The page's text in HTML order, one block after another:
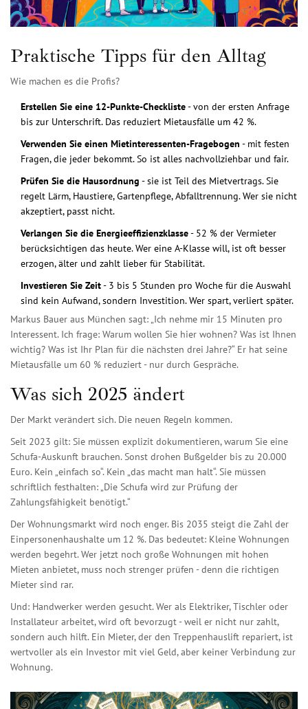
Praktische Tipps für den Alltag
Wie machen es die Profis?
Erstellen Sie eine 12-Punkte-Checkliste- von der ersten Anfrage
bis zur Unterschrift. Das reduziert Mietausfälle um 42 %.
Verwenden Sie einen Mietinteressenten-Fragebogen - mit festen
Fragen, die jeder bekommt. So ist alles nachvollziehbar und fair.
Prüfen Sie die Hausordnung - sie ist Teil des Mietvertrags. Sie
regelt Lärm, Haustiere, Gartenpflege, Abfalltrennung. Wer sie nicht
akzeptiert, passt nicht.
Verlangen Sie die Energieeffizienzklasse- 52 % der Vermieter
berücksichtigen das heute. Wer eine A-Klasse will, ist oft besser
erzogen, älter und zahlt lieber für Stabilität.
Investieren Sie Zeit- 3 bis 5 Stunden pro Woche für die Auswahl
sind kein Aufwand, sondern Investition. Wer spart, verliert später.
Markus Bauer aus München sagt: „Ich nehme mir 15 Minuten pro
Interessent. Ich frage: Warum wollen Sie hier wohnen? Was ist Ihnen
wichtig? Was ist Ihr Plan für die nächsten drei Jahre?“ Er hat seine
Mietausfälle um 60 % reduziert - nur durch Gespräche.
Was sich 2025 ändert
Der Markt verändert sich. Die neuen Regeln kommen.
Seit 2023 gilt: Sie müssen explizit dokumentieren, warum Sie eine
Schufa-Auskunft brauchen. Sonst drohen Bußgelder bis zu 20.000
Euro. Kein „einfach so“. Kein „das macht man halt“. Sie müssen
schriftlich festhalten: „Die Schufa wird zur Prüfung der
Zahlungsfähigkeit benötigt.“
Der Wohnungsmarkt wird noch enger. Bis 2035 steigt die Zahl der
Einpersonenhaushalte um 12 %. Das bedeutet: Kleine Wohnungen
werden begehrt. Wer jetzt noch große Wohnungen mit hohen
Mieten anbietet, muss noch strenger prüfen - denn die richtigen
Mieter sind rar.
Und: Handwerker werden gesucht. Wer als Elektriker, Tischler oder
Installateur arbeitet, wird oft bevorzugt - weil er nicht nur zahlt,
sondern auch hilft. Ein Mieter, der den Treppenhauslift repariert, ist
wertvoller als ein Investor mit viel Geld, aber keiner Verbindung zur
Wohnung.